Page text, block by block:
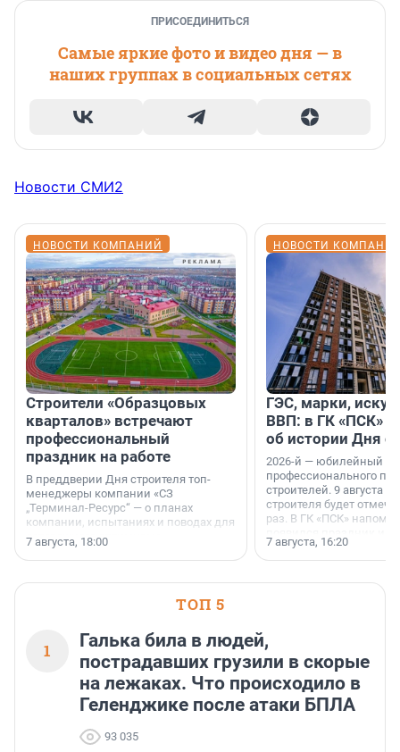
ПРИСОЕДИНИТЬСЯ
Самые яркие фото и видео дня — в
наших группах в социальных сетях
Новости СМИ2
НОВОСТИ КОМПАНИЙ
Строители «Образцовых
кварталов» встречают
профессиональный
праздник на работе
В преддверии Дня строителя топ-
менеджеры компании «СЗ
„Терминал-Ресурс“ — о планах
компании, испытаниях и поводах для
осторожного оптимизма.
7 августа, 18:00
НОВОСТИ
ГЭС, марки,
ВВП: в ГК «ПСК»
об истории Дня
2026-й — юбилейный
профессионального
строителей. 9 августа
строителя будет
раз. В ГК «ПСК»
поменялась роль
7 августа, 16:20
ТОП 5
1
Галька била в людей,
пострадавших грузили в скорые
на лежаках. Что происходило в
Геленджике после атаки БПЛА
93 035